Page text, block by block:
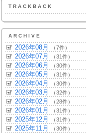
TRACKBACK
ARCHIVE
2026年08月 （7件）
2026年07月 （31件）
2026年06月 （30件）
2026年05月 （31件）
2026年04月 （30件）
2026年03月 （32件）
2026年02月 （28件）
2026年01月 （31件）
2025年12月 （31件）
2025年11月 （30件）